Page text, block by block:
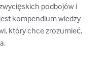
podbojów i
kompendium wiedzy
który chce zrozumieć,